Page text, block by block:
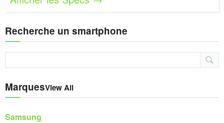
Recherche un smartphone
MarquesView All
Samsung